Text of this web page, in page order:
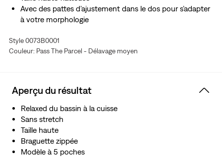
Avec des pattes d’ajustement dans le dos pour s’adapter
à votre morphologie
bois. TENCEL™ est une marque déposée de Lenzing AG.
Style 0073B0001
Couleur: Pass The Parcel - Délavage moyen
Aperçu du résultat
Relaxed du bassin à la cuisse
Sans stretch
Taille haute
Braguette zippée
Modèle à 5 poches